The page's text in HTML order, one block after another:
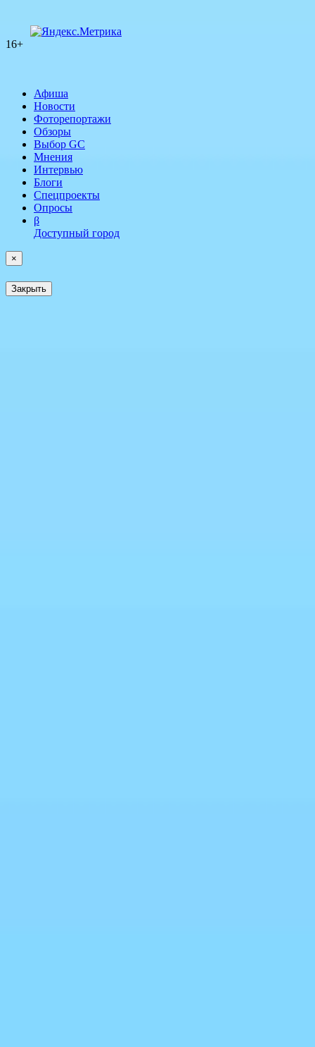
16+
Афиша
Новости
Фоторепортажи
Обзоры
Выбор GC
Мнения
Интервью
Блоги
Спецпроекты
Опросы
β
Доступный город
×
Закрыть